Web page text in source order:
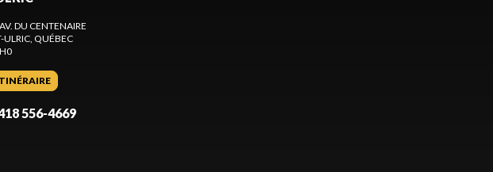
DU CENTENAIRE
ULRIC, QUÉBEC
556-4669